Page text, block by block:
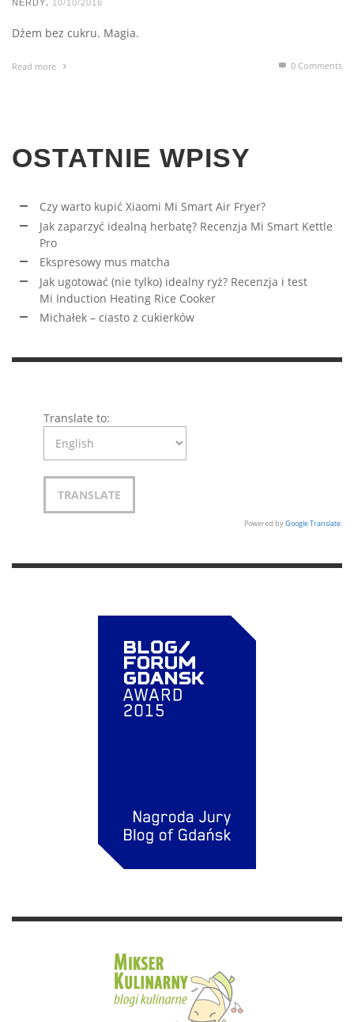
NERDY 10/10/2016
Dżem bez cukru. Magia.
Read more 0 Comments
OSTATNIE WPISY
Czy warto kupić Xiaomi Mi Smart Air Fryer?
Jak zaparzyć idealną herbatę? Recenzja Mi Smart Kettle
Pro
Ekspresowy mus matcha
Jak ugotować (nie tylko) idealny ryż? Recenzja i test
Mi Induction Heating Rice Cooker
Michałek – ciasto z cukierków
Translate to:
Powered byGoogle Translate.